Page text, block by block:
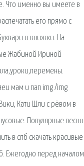
Что именно вы имеете в
его прямо с
и книжки. На
Жабиной Ириной
мам и пап img /img
Кати Шли с рёвом в
Популярные песни
в спб скачать красивые
Ежегодно перед началом